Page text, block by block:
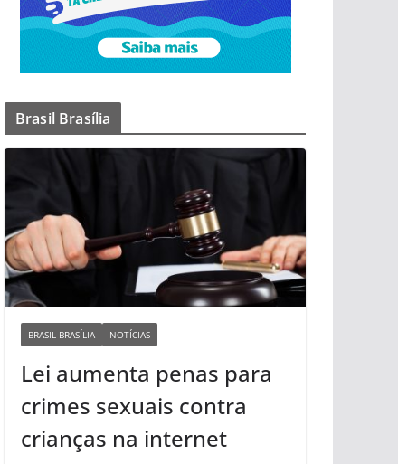
Brasil Brasília
BRASIL BRASÍLIA NOTÍCIAS
Lei aumenta penas para
crimes sexuais contra
crianças na internet